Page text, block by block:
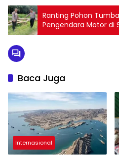
Ranting Pohon
Pengendara Motor di
Baca Juga
Internasional